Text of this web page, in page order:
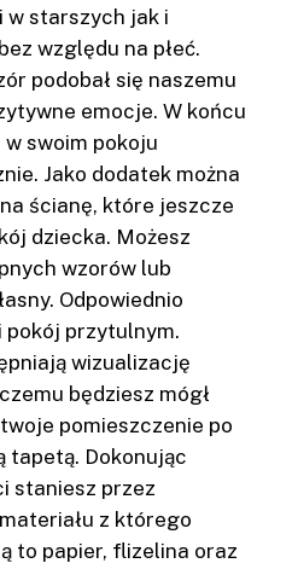
w starszych jak i
względu na płeć.
podobał się naszemu
emocje. W końcu
swoim pokoju
Jako dodatek można
ścianę, które jeszcze
dziecka. Możesz
wzorów lub
Odpowiednio
przytulnym.
wizualizację
będziesz mógł
pomieszczenie po
tapetą. Dokonując
staniesz przez
z którego
to papier, flizelina oraz